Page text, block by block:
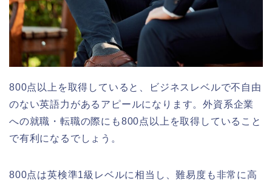
800点以上を取得していると、ビジネスレベルで不自由
のない英語力があるアピールになります。外資系企業
への就職・転職の際にも800点以上を取得していること
で有利になるでしょう。
800点は英検準1級レベルに相当し、難易度も非常に高